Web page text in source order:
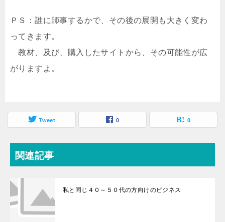
ＰＳ：誰に師事するかで、その後の展開も大きく変わ
ってきます。
教材、及び、購入したサイトから、その可能性が広
がりますよ。
Tweet 0 0
関連記事
私と同じ４０～５０代の方向けのビジネス